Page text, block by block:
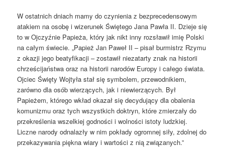
W ostatnich dniach mamy do czynienia z bezprecedensowym
atakiem na osobę i wizerunek Świętego Jana Pawła II. Dzieje się
to w Ojczyźnie Papieża, który jak nikt inny rozsławił imię Polski
na całym świecie. „Papież Jan Paweł II – pisał burmistrz Rzymu
z okazji jego beatyfikacji – zostawił niezatarty znak na historii
chrześcijaństwa oraz na historii narodów Europy i całego świata.
Ojciec Święty Wojtyła stał się symbolem, przewodnikiem,
zarówno dla osób wierzących, jak i niewierzących. Był
Papieżem, którego wkład okazał się decydujący dla obalenia
komunizmu oraz tych wszystkich doktryn, które zmierzały do
przekreślenia wszelkiej godności i wolności istoty ludzkiej.
Liczne narody odnalazły w nim pokłady ogromnej siły, zdolnej do
przekazywania piękna wiary i wartości z nią związanych.”